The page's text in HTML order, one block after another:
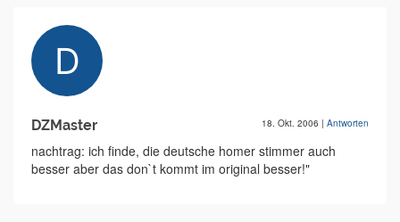
DZMaster 18. Okt. 2006 | Antworten
nachtrag: ich finde, die deutsche homer stimmer auch
besser aber das don`t kommt im original besser!"